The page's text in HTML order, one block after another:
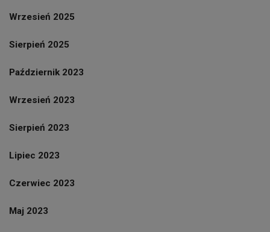
Wrzesień 2025
Sierpień 2025
Październik 2023
Wrzesień 2023
Sierpień 2023
Lipiec 2023
Czerwiec 2023
Maj 2023